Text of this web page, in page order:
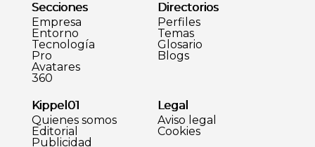
Secciones
Empresa
Entorno
Tecnología
Pro
Avatares
360
Directorios
Perfiles
Temas
Glosario
Blogs
Kippel01
Quienes somos
Editorial
Publicidad
Legal
Aviso legal
Cookies